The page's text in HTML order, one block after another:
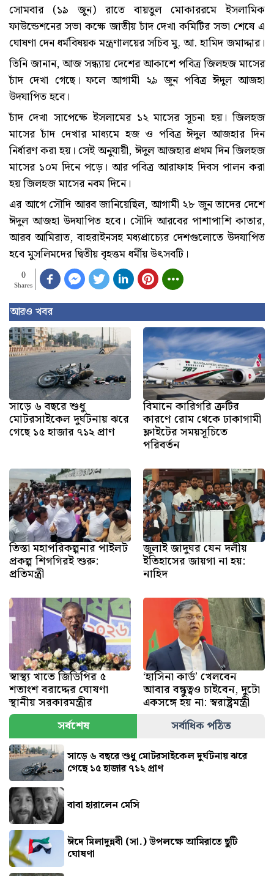
সোমবার (১৯ জুন) রাতে বায়তুল মোকাররমে ইসলামিক
ফাউন্ডেশনের সভা কক্ষে জাতীয় চাঁদ দেখা কমিটির সভা শেষে এ
ঘোষণা দেন ধর্মবিষয়ক মন্ত্রণালয়ের সচিব মু. আ. হামিদ জমাদ্দার।
তিনি জানান, আজ সন্ধ্যায় দেশের আকাশে পবিত্র জিলহজ মাসের
চাঁদ দেখা গেছে। ফলে আগামী ২৯ জুন পবিত্র ঈদুল আজহা
উদযাপিত হবে।
চাঁদ দেখা সাপেক্ষে ইসলামের ১২ মাসের সূচনা হয়। জিলহজ
মাসের চাঁদ দেখার মাধ্যমে হজ ও পবিত্র ঈদুল আজহার দিন
নির্ধারণ করা হয়। সেই অনুযায়ী, ঈদুল আজহার প্রথম দিন জিলহজ
মাসের ১০ম দিনে পড়ে। আর পবিত্র আরাফাহ দিবস পালন করা
হয় জিলহজ মাসের নবম দিনে।
এর আগে সৌদি আরব জানিয়েছিল, আগামী ২৮ জুন তাদের দেশে
ঈদুল আজহা উদযাপিত হবে। সৌদি আরবের পাশাপাশি কাতার,
আরব আমিরাত, বাহরাইনসহ মধ্যপ্রাচ্যের দেশগুলোতে উদযাপিত
হবে মুসলিমদের দ্বিতীয় বৃহত্তম ধর্মীয় উৎসবটি।
0
Shares
আরও খবর
সাড়ে ৬ বছরে শুধু
মোটরসাইকেল দুর্ঘটনায় ঝরে
গেছে ১৫ হাজার ৭১২ প্রাণ
বিমানে কারিগরি ত্রুটির
কারণে রোম থেকে ঢাকাগামী
ফ্লাইটের সময়সূচিতে
পরিবর্তন
তিস্তা মহাপরিকল্পনার পাইলট
প্রকল্প শিগগিরই শুরু:
প্রতিমন্ত্রী
জুলাই জাদুঘর যেন দলীয়
ইতিহাসের জায়গা না হয়:
নাহিদ
স্বাস্থ্য খাতে জিডিপির ৫
শতাংশ বরাদ্দের ঘোষণা
স্থানীয় সরকারমন্ত্রীর
‘হাসিনা কার্ড’ খেলবেন
আবার বন্ধুত্বও চাইবেন, দুটো
একসঙ্গে হয় না: স্বরাষ্ট্রমন্ত্রী
সর্বশেষ
সর্বাধিক পঠিত
সাড়ে ৬ বছরে শুধু মোটরসাইকেল দুর্ঘটনায় ঝরে
গেছে ১৫ হাজার ৭১২ প্রাণ
বাবা হারালেন মেসি
ঈদে মিলাদুন্নবী (সা.) উপলক্ষে আমিরাতে ছুটি
ঘোষণা